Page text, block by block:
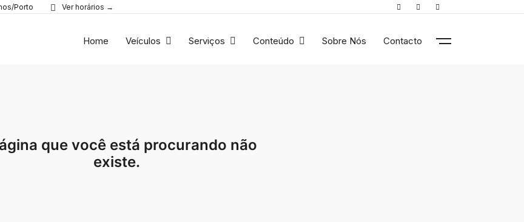
Porto Ver horários →
Home Veículos Serviços Conteúdo Sobre Nós Contacto
que você está procurando não
existe.